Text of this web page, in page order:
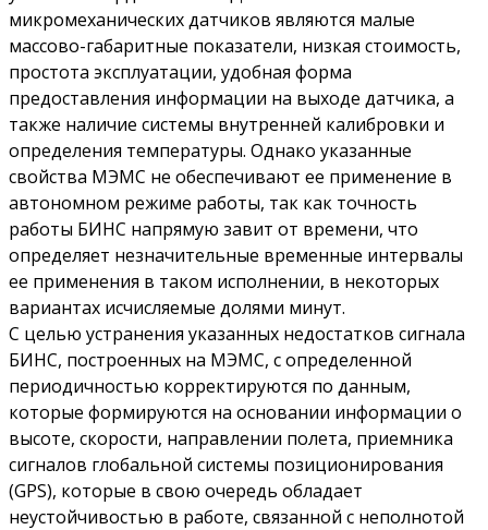
микромеханических датчиков являются малые
массово-габаритные показатели, низкая стоимость,
простота эксплуатации, удобная форма
предоставления информации на выходе датчика, а
также наличие системы внутренней калибровки и
определения температуры. Однако указанные
свойства МЭМС не обеспечивают ее применение в
автономном режиме работы, так как точность
работы БИНС напрямую завит от времени, что
определяет незначительные временные интервалы
ее применения в таком исполнении, в некоторых
вариантах исчисляемые долями минут.
С целью устранения указанных недостатков сигнала
БИНС, построенных на МЭМС, с определенной
периодичностью корректируются по данным,
которые формируются на основании информации о
высоте, скорости, направлении полета, приемника
сигналов глобальной системы позиционирования
(GPS), которые в свою очередь обладает
неустойчивостью в работе, связанной с неполнотой